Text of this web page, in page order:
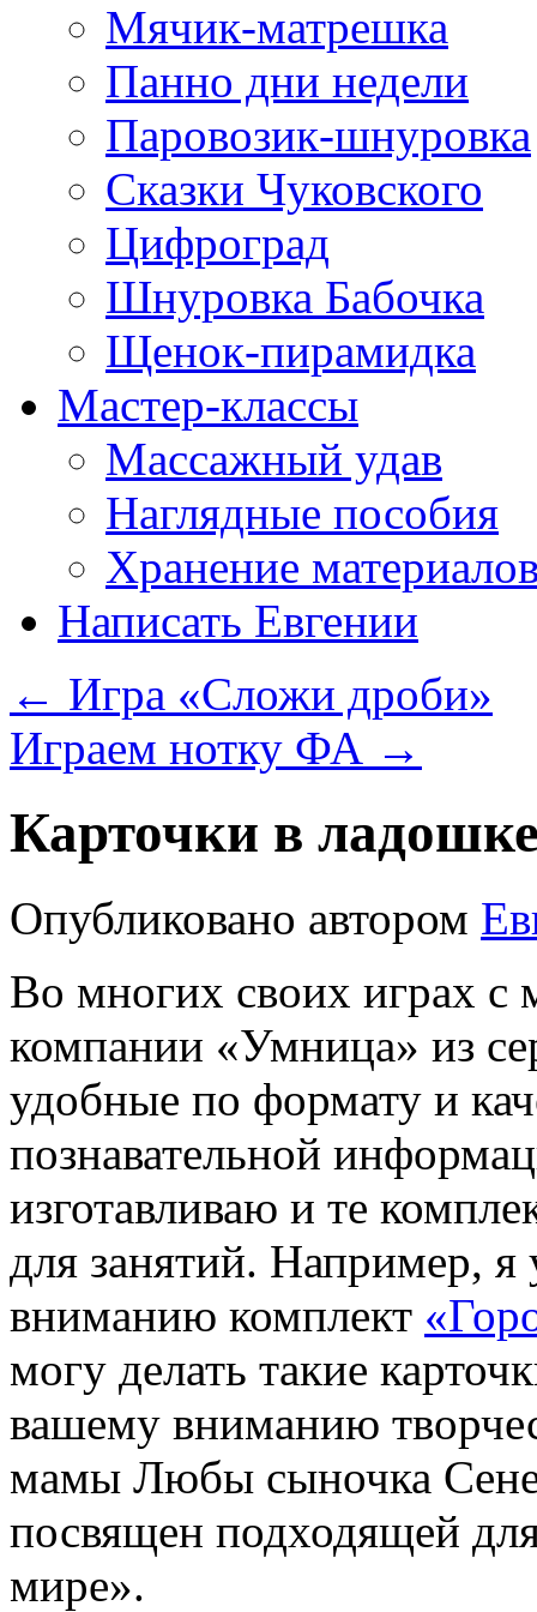
Мячик-матрешка
Панно дни недели
Паровозик-шнуровка
Сказки Чуковского
Цифроград
Шнуровка Бабочка
Щенок-пирамидка
Мастер-классы
Массажный удав
Наглядные пособия
Хранение
Написать Евгении
← Игра «Сложи дроби»
Играем нотку ФА →
Карточки в
Опубликовано автором
Во многих своих играх
компании «Умница» из
удобные по формату и
познавательной
изготавливаю и те
для занятий. Например, я
вниманию комплект
могу делать такие
вашему вниманию
мамы Любы сыночка
посвящен подходящей
мире».